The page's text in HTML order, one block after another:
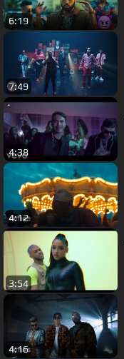
6:19
7:49
4:38
4:12
3:54
4:16